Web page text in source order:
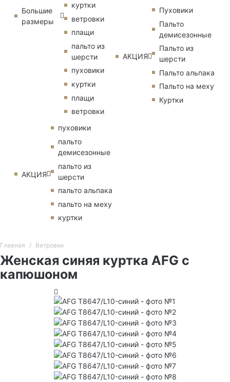
Большие
размеры
куртки
ветровки
плащи
пальто из
шерсти
пуховики
куртки
плащи
ветровки
АКЦИЯ
пуховики
пальто
демисезонные
пальто из
шерсти
пальто альпака
пальто на меху
куртки
АКЦИЯ
Пуховики
Пальто
демисезонные
Пальто из
шерсти
Пальто альпака
Пальто на меху
Куртки
Главная Ветровки
Женская синяя куртка AFG с
капюшоном